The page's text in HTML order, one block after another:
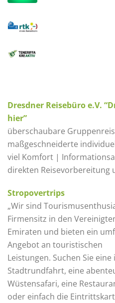
Dresdner Reisebüro e.V.
hier”
überschaubare
maßgeschneiderte
viel Komfort |
direkten Reisevorbereitung
Stropovertrips
„Wir sind
Firmensitz in den
Emiraten und bieten ein
Angebot an touristischen
Leistungen. Suchen Sie
Stadtrundfahrt, eine
Wüstensafari, eine
oder einfach die